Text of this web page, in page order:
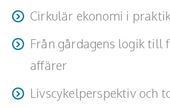
Cirkulär ekonomi i
vad betyder resursflöden,
systemtänkande för just er
Från gårdagens logik till
affärer
varför språk, begrepp och synen på
och avfall styr våra beslut.
Livscykelperspektiv och